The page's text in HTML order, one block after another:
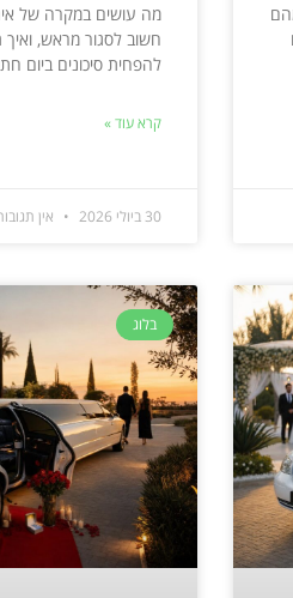
מה עושים במקרה של
חשוב לסגור מראש, ואיך
להפחית סיכונים ביום
קרא עוד »
30 ביולי 2026 אין
בלוג